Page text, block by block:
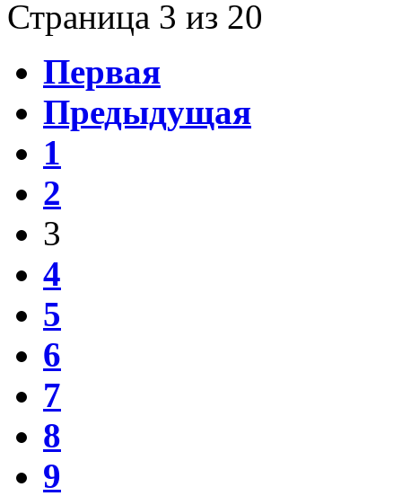
Страница 3 из 20
Первая
Предыдущая
1
2
3
4
5
6
7
8
9